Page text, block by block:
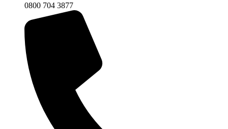
0800 704 3877